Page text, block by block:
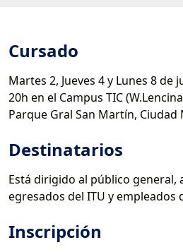
Cursado
Martes 2, Jueves 4 y Lunes 8 de
20h en el Campus TIC
Parque Gral San Martín, Ciudad
Destinatarios
Está dirigido al público general,
egresados del ITU y empleados
Inscripción